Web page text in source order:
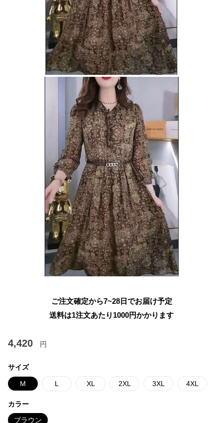
ご注文確定から7~28日でお届け予定
送料は1注文あたり 1000円かかります
4,420 円
サイズ
M L XL 2XL 3XL 4XL
カラー
ブラウン